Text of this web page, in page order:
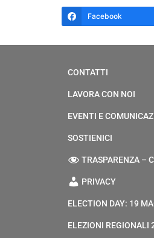
Facebook
CONTATTI
LAVORA CON NOI
EVENTI E
SOSTIENICI
TRASPARENZA –
PRIVACY
ELECTION DAY: 19
ELEZIONI REGIONALI